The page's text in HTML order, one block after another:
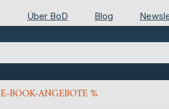
Über BoD Blog
E-BOOK-ANGEBOTE %